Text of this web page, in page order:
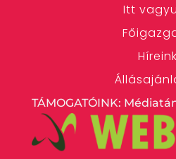
Itt
Híreink
TÁMOGATÓINK: